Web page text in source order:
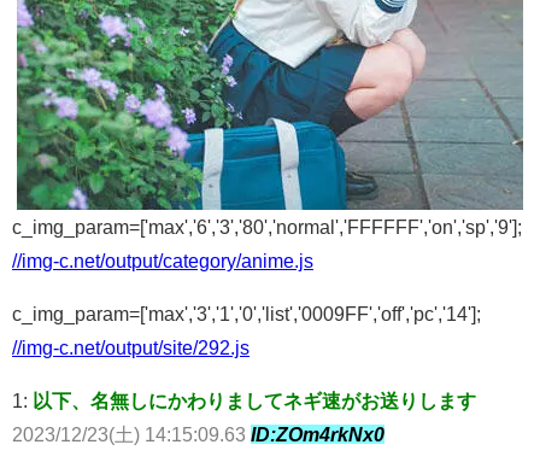
c_img_param=['max','6','3','80','normal','FFFFFF','on','sp','9'];
//img-c.net/output/category/anime.js
c_img_param=['max','3','1','0','list','0009FF','off','pc','14'];
//img-c.net/output/site/292.js
1: 以下、名無しにかわりましてネギ速がお送りします
2023/12/23(土) 14:15:09.63 ID:ZOm4rkNx0